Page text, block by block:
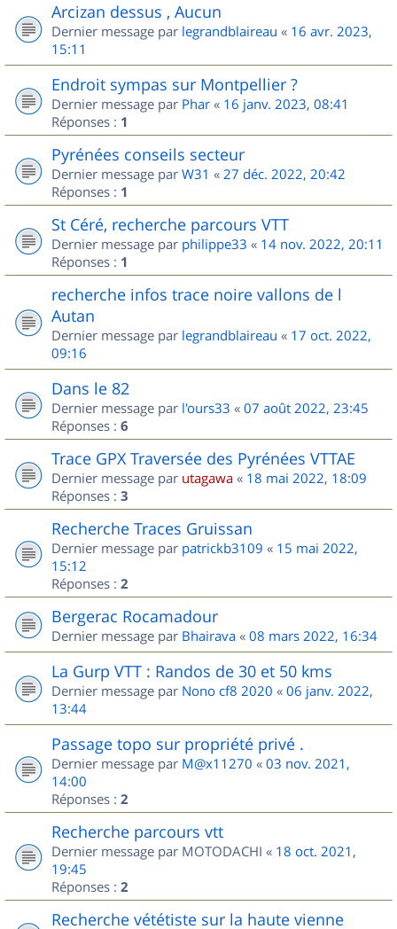
Arcizan dessus , Aucun
Dernier message par legrandblaireau « 16 avr. 2023,
15:11
Endroit sympas sur Montpellier ?
Dernier message par Phar « 16 janv. 2023, 08:41
Réponses : 1
Pyrénées conseils secteur
Dernier message par W31 « 27 déc. 2022, 20:42
Réponses : 1
St Céré, recherche parcours VTT
Dernier message par philippe33 « 14 nov. 2022, 20:11
Réponses : 1
recherche infos trace noire vallons de l
Autan
Dernier message par legrandblaireau « 17 oct. 2022,
09:16
Dans le 82
Dernier message par l'ours33 « 07 août 2022, 23:45
Réponses : 6
Trace GPX Traversée des Pyrénées VTTAE
Dernier message par utagawa « 18 mai 2022, 18:09
Réponses : 3
Recherche Traces Gruissan
Dernier message par patrickb3109 « 15 mai 2022,
15:12
Réponses : 2
Bergerac Rocamadour
Dernier message par Bhairava « 08 mars 2022, 16:34
La Gurp VTT : Randos de 30 et 50 kms
Dernier message par Nono cf8 2020 « 06 janv. 2022,
13:44
Passage topo sur propriété privé .
Dernier message par M@x11270 « 03 nov. 2021,
14:00
Réponses : 2
Recherche parcours vtt
Dernier message par MOTODACHI « 18 oct. 2021,
19:45
Réponses : 2
Recherche vététiste sur la haute vienne